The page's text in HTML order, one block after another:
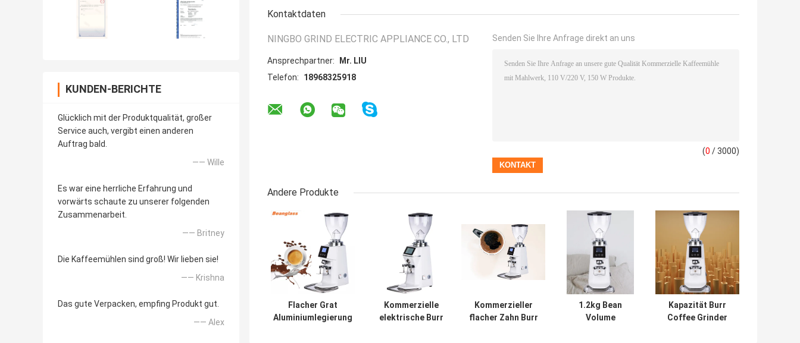
KUNDEN-BERICHTE
Glücklich mit der Produktqualität, großer
Service auch, vergibt einen anderen
Auftrag bald.
—— Wille
Es war eine herrliche Erfahrung und
vorwärts schaute zu unserer folgenden
Zusammenarbeit.
—— Britney
Die Kaffeemühlen sind groß! Wir lieben sie!
—— Krishna
Das gute Verpacken, empfing Produkt gut.
—— Alex
Kontaktdaten
NINGBO GRIND ELECTRIC APPLIANCE CO., LTD
Ansprechpartner:
Mr. LIU
Telefon:
18968325918
Senden Sie Ihre Anfrage direkt an uns
(0 / 3000)
Andere Produkte
Flacher Grat
Aluminiumlegierung
Kommerzielle
elektrische Burr
Kommerzieller
flacher Zahn Burr
1.2kg Bean
Volume
Kapazität Burr
Coffee Grinder